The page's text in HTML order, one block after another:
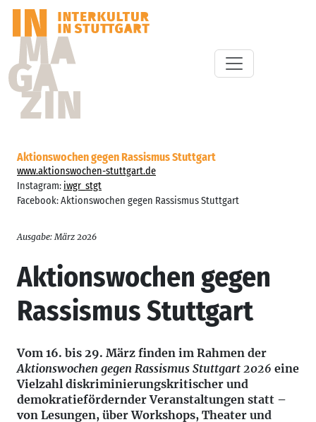
Aktionswochen gegen Rassismus Stuttgart
www.aktionswochen-stuttgart.de
Instagram: iwgr_stgt
Facebook: Aktionswochen gegen Rassismus Stuttgart
Ausgabe: März 2026
Aktionswochen gegen
Rassismus Stuttgart
Vom 16. bis 29. März finden im Rahmen der
Aktionswochen gegen Rassismus Stuttgart 2026 eine
Vielzahl diskriminierungskritischer und
demokratiefördernder Veranstaltungen statt –
von Lesungen, über Workshops, Theater und